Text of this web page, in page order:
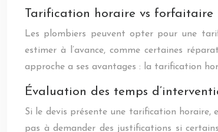
Tarification horaire vs forfaitaire
Les plombiers peuvent opter pour une
estimer à l’avance, comme certaines
approche a ses avantages : la tarification
Évaluation des temps
Si le devis présente une tarification horaire,
pas à demander des justifications si